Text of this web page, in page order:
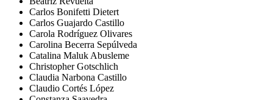
Carlos Bonifetti Dietert
Carlos Guajardo Castillo
Carola Rodríguez Olivares
Carolina Becerra Sepúlveda
Catalina Maluk Abusleme
Christopher Gotschlich
Claudia Narbona Castillo
Claudio Cortés López